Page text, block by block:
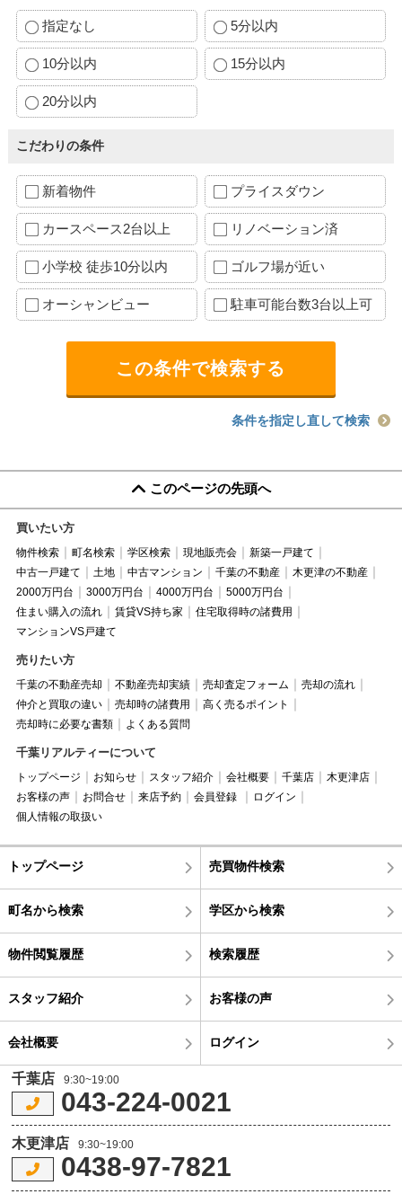
指定なし 5分以内
10分以内 15分以内
20分以内
こだわりの条件
新着物件 プライスダウン
カースペース2台以上 リノベーション済
小学校 徒歩10分以内 ゴルフ場が近い
オーシャンビュー 駐車可能台数3台以上可
条件を指定し直して検索
このページの先頭へ
買いたい方
物件検索 町名検索 学区検索 現地販売会
新築一戸建て
中古一戸建て
土地 中古マンション 千葉の不動産
木更津の不動産
2000万円台
3000万円台 4000万円台
5000万円台
住まい購入の流れ
賃貸VS持ち家
住宅取得時の諸費用
マンションVS戸建て
売りたい方
千葉の不動産売却 不動産売却実績 売却査定フォーム
売却の流れ
仲介と買取の違い
売却時の諸費用
高く売るポイント
売却時に必要な書類
よくある質問
千葉リアルティーについて
トップページ お知らせ スタッフ紹介 会社概要 千葉店
木更津店
お客様の声
お問合せ 来店予約 会員登録
ログイン
個人情報の取扱い
トップページ 売買物件検索
町名から検索 学区から検索
物件閲覧履歴 検索履歴
スタッフ紹介 お客様の声
会社概要 ログイン
千葉店 9:30~19:00
043-224-0021
木更津店 9:30~19:00
0438-97-7821